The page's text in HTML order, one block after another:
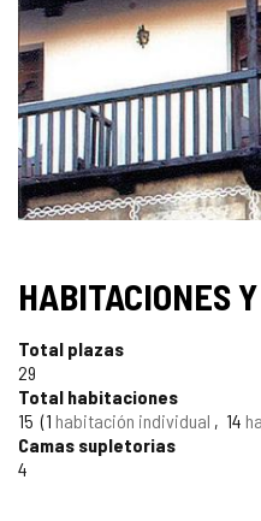
IMÁGENES
HABITACIONES
Total plazas
29
Total habitaciones
15
1 habitación individual 14
Camas supletorias
4